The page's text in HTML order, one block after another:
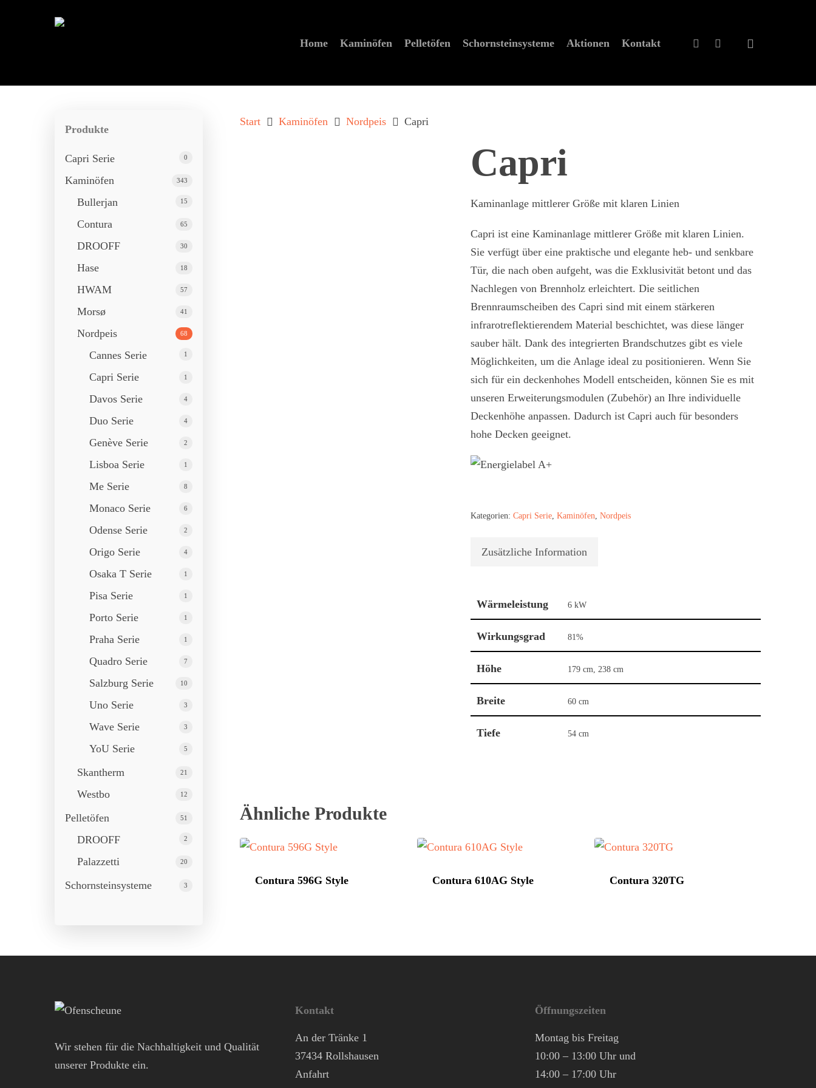
Drücken Sie ENTER zum Suchen oder ESC zum schließen der Suche.
Home Kaminöfen Pelletöfen Schornstein­systeme Aktionen Kontakt
Produkte
Capri Serie 0
Kaminöfen 343
Bullerjan 15
Contura 65
DROOFF 30
Hase 18
HWAM 57
Morsø 41
Nordpeis 68
Cannes Serie 1
Capri Serie 1
Davos Serie 4
Duo Serie 4
Genève Serie 2
Lisboa Serie 1
Me Serie 8
Monaco Serie 6
Odense Serie 2
Origo Serie 4
Osaka T Serie 1
Pisa Serie 1
Porto Serie 1
Praha Serie 1
Quadro Serie 7
Salzburg Serie 10
Uno Serie 3
Wave Serie 3
YoU Serie 5
Skantherm 21
Westbo 12
Pelletöfen 51
DROOFF 2
Palazzetti 20
Schornstein­systeme 3
Start Kaminöfen Nordpeis Capri
Capri
Kaminanlage mittlerer Größe mit klaren Linien
Capri ist eine Kaminanlage mittlerer Größe mit klaren Linien.
Sie verfügt über eine praktische und elegante heb- und senkbare
Tür, die nach oben aufgeht, was die Exklusivität betont und das
Nachlegen von Brennholz erleichtert. Die seitlichen
Brennraumscheiben des Capri sind mit einem stärkeren
infrarotreflektierendem Material beschichtet, was diese länger
sauber hält. Dank des integrierten Brandschutzes gibt es viele
Möglichkeiten, um die Anlage ideal zu positionieren. Wenn Sie
sich für ein deckenhohes Modell entscheiden, können Sie es mit
unseren Erweiterungsmodulen (Zubehör) an Ihre individuelle
Deckenhöhe anpassen. Dadurch ist Capri auch für besonders
hohe Decken geeignet.
Kategorien:Capri Serie ,Kaminöfen ,Nordpeis
Zusätzliche Information
Wärmeleistung 6 kW
Wirkungsgrad 81%
Höhe 179 cm, 238 cm
Breite 60 cm
Tiefe 54 cm
Ähnliche Produkte
Contura 596G Style Contura 610AG Style Contura 320TG
Wir stehen für die Nachhaltigkeit und Qualität
unserer Produkte ein.
Kontakt
An der Tränke 1
37434 Rollshausen
Anfahrt
Öffnungszeiten
Montag bis Freitag
10:00 – 13:00 Uhr und
14:00 – 17:00 Uhr